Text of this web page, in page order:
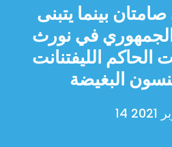
معنا
حفلتك
الإجراء
Vote
بينما يتبنى
في نورث
الحاكم الليفتنانت
البغيضة